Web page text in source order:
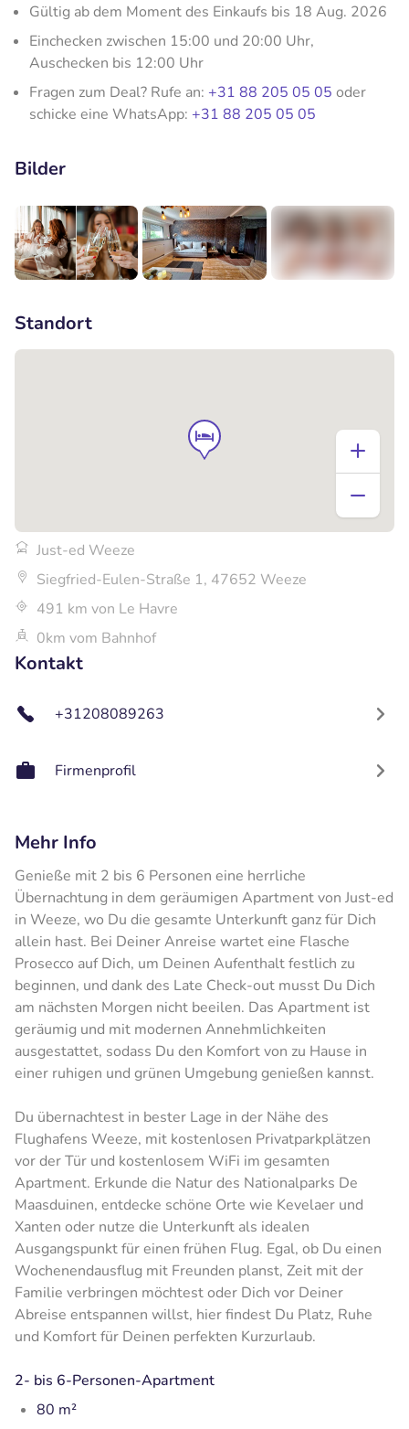
Gültig ab dem Moment des Einkaufs bis 18 Aug. 2026
Einchecken zwischen 15:00 und 20:00 Uhr,
Auschecken bis 12:00 Uhr
Fragen zum Deal? Rufe an: +31 88 205 05 05 oder
schicke eine WhatsApp: +31 88 205 05 05
Bilder
Standort
Just-ed Weeze
Siegfried-Eulen-Straße 1, 47652 Weeze
491 km von Le Havre
0km vom Bahnhof
Kontakt
+31208089263
Firmenprofil
Mehr Info
Genieße mit 2 bis 6 Personen eine herrliche
Übernachtung in dem geräumigen Apartment von Just-ed
in Weeze, wo Du die gesamte Unterkunft ganz für Dich
allein hast. Bei Deiner Anreise wartet eine Flasche
Prosecco auf Dich, um Deinen Aufenthalt festlich zu
beginnen, und dank des Late Check-out musst Du Dich
am nächsten Morgen nicht beeilen. Das Apartment ist
geräumig und mit modernen Annehmlichkeiten
ausgestattet, sodass Du den Komfort von zu Hause in
einer ruhigen und grünen Umgebung genießen kannst.
Du übernachtest in bester Lage in der Nähe des
Flughafens Weeze, mit kostenlosen Privatparkplätzen
vor der Tür und kostenlosem WiFi im gesamten
Apartment. Erkunde die Natur des Nationalparks De
Maasduinen, entdecke schöne Orte wie Kevelaer und
Xanten oder nutze die Unterkunft als idealen
Ausgangspunkt für einen frühen Flug. Egal, ob Du einen
Wochenendausflug mit Freunden planst, Zeit mit der
Familie verbringen möchtest oder Dich vor Deiner
Abreise entspannen willst, hier findest Du Platz, Ruhe
und Komfort für Deinen perfekten Kurzurlaub.
2- bis 6-Personen-Apartment
80 m²